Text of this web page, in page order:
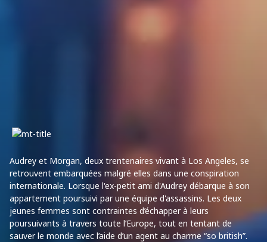
Audrey et Morgan, deux trentenaires vivant à Los Angeles, se
retrouvent embarquées malgré elles dans une conspiration
internationale. Lorsque l'ex-petit ami d'Audrey débarque à son
appartement poursuivi par une équipe d'assassins. Les deux
jeunes femmes sont contraintes d’échapper à leurs
poursuivants à travers toute l’Europe, tout en tentant de
sauver le monde avec l’aide d’un agent au charme “so british”.